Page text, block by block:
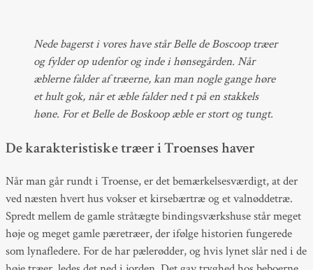
Nede bagerst i vores have står Belle de Boscoop træer
og fylder op udenfor og inde i hønsegården. Når
æblerne falder af træerne, kan man nogle gange høre
et hult gok, når et æble falder ned t på en stakkels
høne. For et Belle de Boskoop æble er stort og tungt.
De karakteristiske træer i Troenses haver
Når man går rundt i Troense, er det bemærkelsesværdigt, at der
ved næsten hvert hus vokser et kirsebærtræ og et valnøddetræ.
Spredt mellem de gamle stråtægte bindingsværkshuse står meget
høje og meget gamle pæretræer, der ifølge historien fungerede
som lynafledere. For de har pælerødder, og hvis lynet slår ned i de